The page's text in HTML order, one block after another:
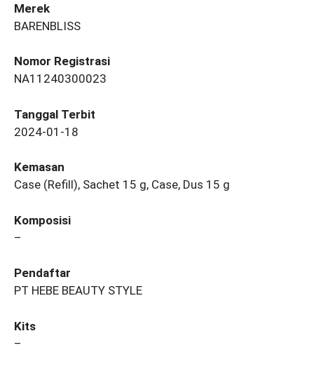
Merek
BARENBLISS
Nomor Registrasi
NA11240300023
Tanggal Terbit
2024-01-18
Kemasan
Case (Refill), Sachet 15 g, Case, Dus 15 g
Komposisi
–
Pendaftar
PT HEBE BEAUTY STYLE
Kits
–